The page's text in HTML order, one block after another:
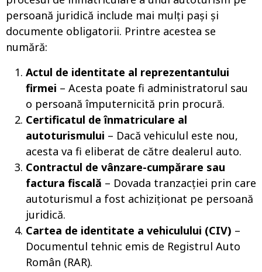
persoană juridică include mai mulți pași și
documente obligatorii. Printre acestea se
numără:
Actul de identitate al reprezentantului
firmei – Acesta poate fi administratorul sau
o persoană împuternicită prin procură.
Certificatul de înmatriculare al
autoturismului – Dacă vehiculul este nou,
acesta va fi eliberat de către dealerul auto.
Contractul de vânzare-cumpărare sau
factura fiscală – Dovada tranzacției prin care
autoturismul a fost achiziționat pe persoană
juridică.
Cartea de identitate a vehiculului (CIV) –
Documentul tehnic emis de Registrul Auto
Român (RAR).